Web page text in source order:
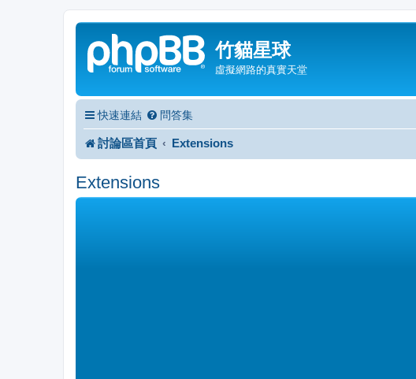
竹貓星球
虛擬網路的真實天堂
快速連結 問答集
討論區首頁 Extensions
Extensions